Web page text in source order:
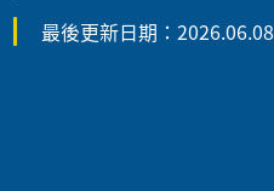
最後更新日期：2026.06.08